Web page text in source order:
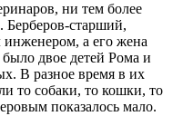
ни тем более
Берберов-старший,
инженером, а его жена
двое детей Рома и
В разное время в их
то собаки, то кошки, то
показалось мало.